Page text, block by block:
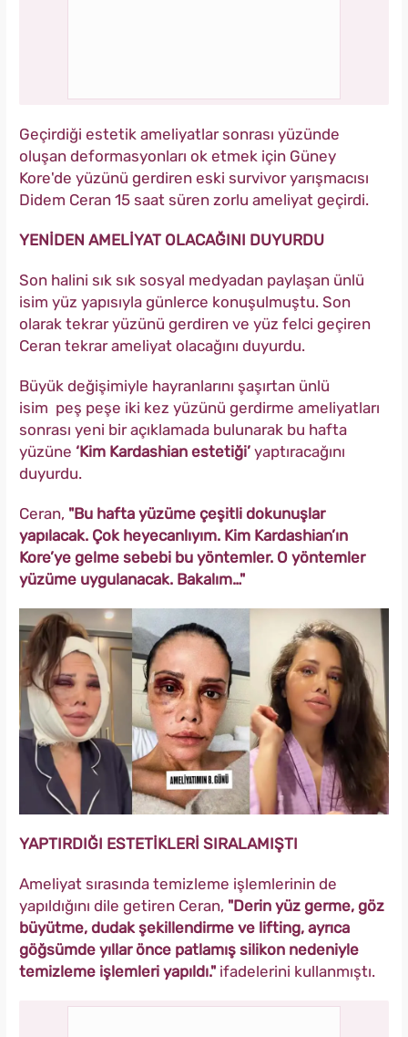
Geçirdiği estetik ameliyatlar sonrası yüzünde
oluşan deformasyonları ok etmek için Güney
Kore'de yüzünü gerdiren eski survivor yarışmacısı
Didem Ceran 15 saat süren zorlu ameliyat geçirdi.
YENİDEN AMELİYAT OLACAĞINI DUYURDU
Son halini sık sık sosyal medyadan paylaşan ünlü
isim yüz yapısıyla günlerce konuşulmuştu. Son
olarak tekrar yüzünü gerdiren ve yüz felci geçiren
Ceran tekrar ameliyat olacağını duyurdu.
Büyük değişimiyle hayranlarını şaşırtan ünlü
isim peş peşe iki kez yüzünü gerdirme ameliyatları
sonrası yeni bir açıklamada bulunarak bu hafta
yüzüne ‘Kim Kardashian estetiği’ yaptıracağını
duyurdu.
Ceran, "Bu hafta yüzüme çeşitli dokunuşlar
yapılacak. Çok heyecanlıyım. Kim Kardashian’ın
Kore’ye gelme sebebi bu yöntemler. O yöntemler
yüzüme uygulanacak. Bakalım…"
YAPTIRDIĞI ESTETİKLERİ SIRALAMIŞTI
Ameliyat sırasında temizleme işlemlerinin de
yapıldığını dile getiren Ceran, "Derin yüz germe, göz
büyütme, dudak şekillendirme ve lifting, ayrıca
göğsümde yıllar önce patlamış silikon nedeniyle
temizleme işlemleri yapıldı." ifadelerini kullanmıştı.